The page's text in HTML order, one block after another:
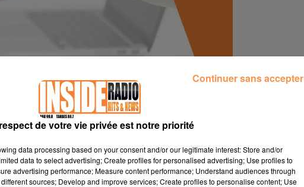
Département
Rechercher
de votre vie privée est notre priorité
data processing based on your consent and/or our legitimate interest: Store and/or
data to select advertising; Create profiles for personalised advertising; Use profiles to
advertising performance; Measure content performance; Understand audiences through
sources; Develop and improve services; Create profiles to personalise content; Use
Continuer sans accepter